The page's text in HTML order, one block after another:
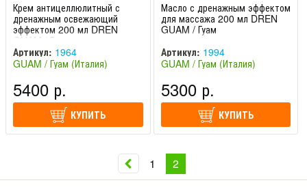
Крем антицеллюлитный с
дренажным освежающий
эффектом 200 мл DREN
GUAM / Гуам
Артикул: 1964
GUAM / Гуам (Италия)
5400 р.
КУПИТЬ
Масло с дренажным эффектом
для массажа 200 мл DREN
GUAM / Гуам
Артикул: 1994
GUAM / Гуам (Италия)
5300 р.
КУПИТЬ
1 2